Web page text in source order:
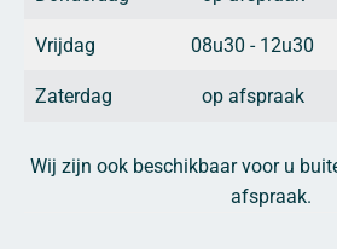
Vrijdag 08u30 - 12u30
Zaterdag op afspraak
Wij zijn ook beschikbaar voor u
afspraak.